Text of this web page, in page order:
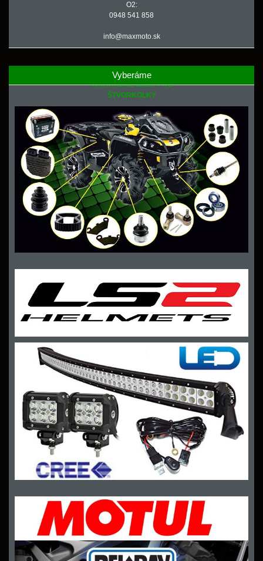
O2:
0948 541 858
info@maxmoto.sk
Vyberáme
NÁHRADNÉ DIELY PRE
ŠTVORKOLKY